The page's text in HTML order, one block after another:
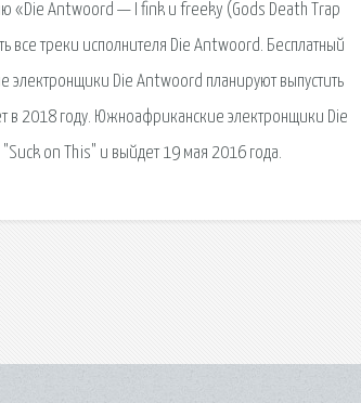
«Die Antwoord — I fink u freeky (Gods Death Trap
все треки исполнителя Die Antwoord. Бесплатный
электронщики Die Antwoord планируют выпустить
в 2018 году. Южноафриканские электронщики Die
on This" и выйдет 19 мая 2016 года.